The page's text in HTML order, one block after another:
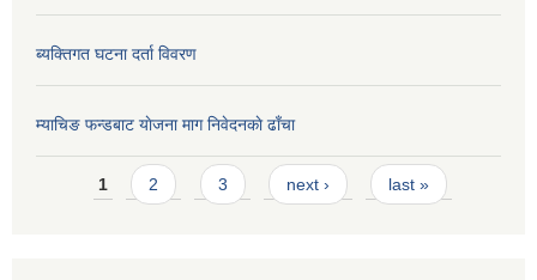
ब्यक्तिगत घटना दर्ता विवरण
म्याचिङ फन्डबाट याेजना माग निवेदनकाे ढाँचा
Pages
1 2 3 next › last »